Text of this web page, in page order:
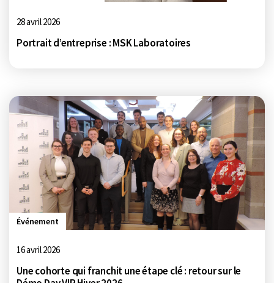
28 avril 2026
Portrait d’entreprise : MSK Laboratoires
Événement
16 avril 2026
Une cohorte qui franchit une étape clé : retour sur le